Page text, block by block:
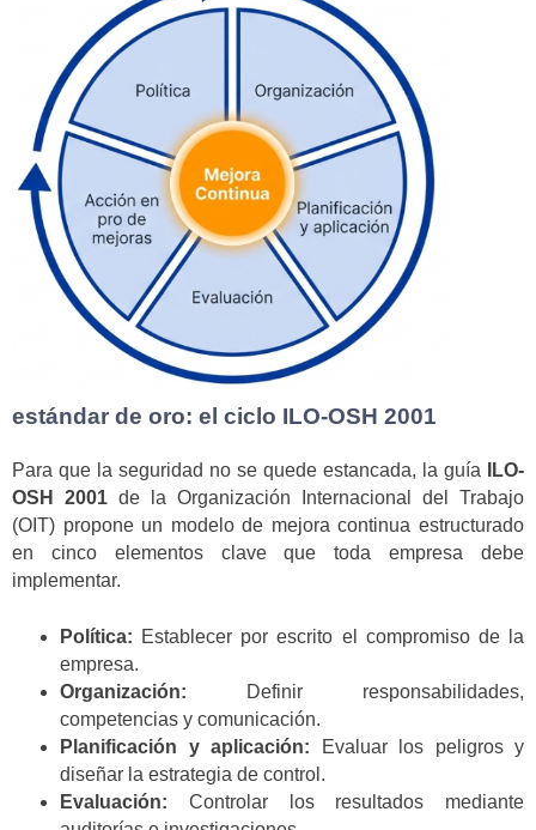
estándar de oro: el ciclo ILO-OSH 2001
Para que la seguridad no se quede estancada, la guía
ILO-
OSH 2001 de la Organización Internacional del Trabajo
(OIT) propone un modelo de mejora continua estructurado
en cinco elementos clave que toda empresa debe
implementar.
Política: Establecer por escrito el compromiso de la
empresa.
Organización: Definir responsabilidades,
competencias y comunicación.
Planificación y aplicación: Evaluar los peligros y
diseñar la estrategia de control.
Evaluación: Controlar los resultados mediante